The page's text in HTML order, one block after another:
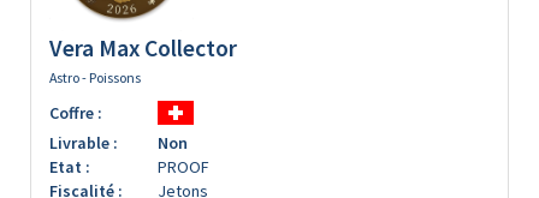
Vera Max Collector
Astro - Poissons
Coffre :
Livrable :
Non
Etat :
PROOF
Fiscalité :
Jetons